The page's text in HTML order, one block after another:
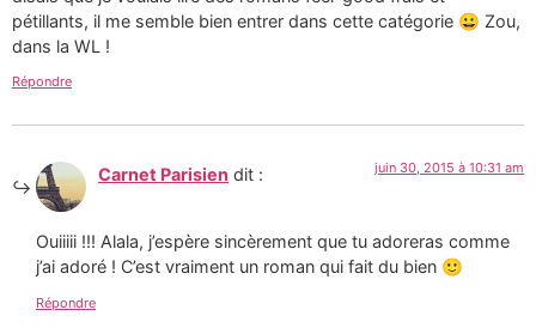
pétillants, il me semble bien entrer dans cette catégorie 😀 Zou,
dans la WL !
Répondre
Carnet Parisien dit : juin 30, 2015 à 10:31 am
Ouiiiii !!! Alala, j’espère sincèrement que tu adoreras comme
j’ai adoré ! C’est vraiment un roman qui fait du bien 🙂
Répondre